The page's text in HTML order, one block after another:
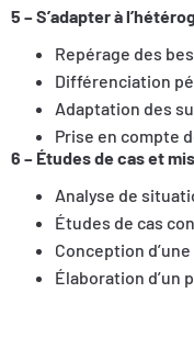
5 – S’adapter à
Repérage des
Différenciation
Adaptation des
Prise en compte
6 – Études de cas et
Analyse de
Études de cas
Conception
Élaboration d’un